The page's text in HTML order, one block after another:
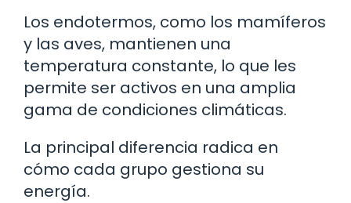
Los endotermos, como los mamíferos
y las aves, mantienen una
temperatura constante, lo que les
permite ser activos en una amplia
gama de condiciones climáticas.
La principal diferencia radica en
cómo cada grupo gestiona su
energía.